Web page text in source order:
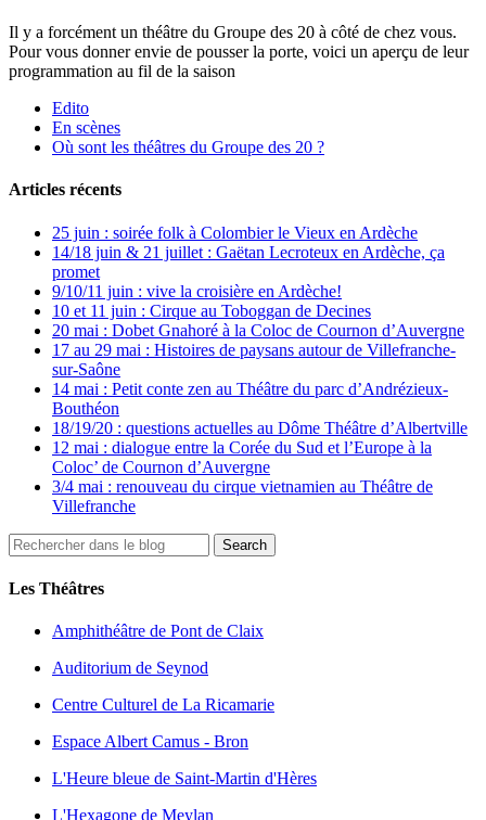
Il y a forcément un théâtre du Groupe des 20 à côté de chez vous.
Pour vous donner envie de pousser la porte, voici un aperçu de leur
programmation au fil de la saison
Edito
En scènes
Où sont les théâtres du Groupe des 20 ?
Articles récents
25 juin : soirée folk à Colombier le Vieux en Ardèche
14/18 juin & 21 juillet : Gaëtan Lecroteux en Ardèche, ça
promet
9/10/11 juin : vive la croisière en Ardèche!
10 et 11 juin : Cirque au Toboggan de Decines
20 mai : Dobet Gnahoré à la Coloc de Cournon d’Auvergne
17 au 29 mai : Histoires de paysans autour de Villefranche-
sur-Saône
14 mai : Petit conte zen au Théâtre du parc d’Andrézieux-
Bouthéon
18/19/20 : questions actuelles au Dôme Théâtre d’Albertville
12 mai : dialogue entre la Corée du Sud et l’Europe à la
Coloc’ de Cournon d’Auvergne
3/4 mai : renouveau du cirque vietnamien au Théâtre de
Villefranche
Les Théâtres
Amphithéâtre de Pont de Claix
Auditorium de Seynod
Centre Culturel de La Ricamarie
Espace Albert Camus - Bron
L'Heure bleue de Saint-Martin d'Hères
L'Hexagone de Meylan